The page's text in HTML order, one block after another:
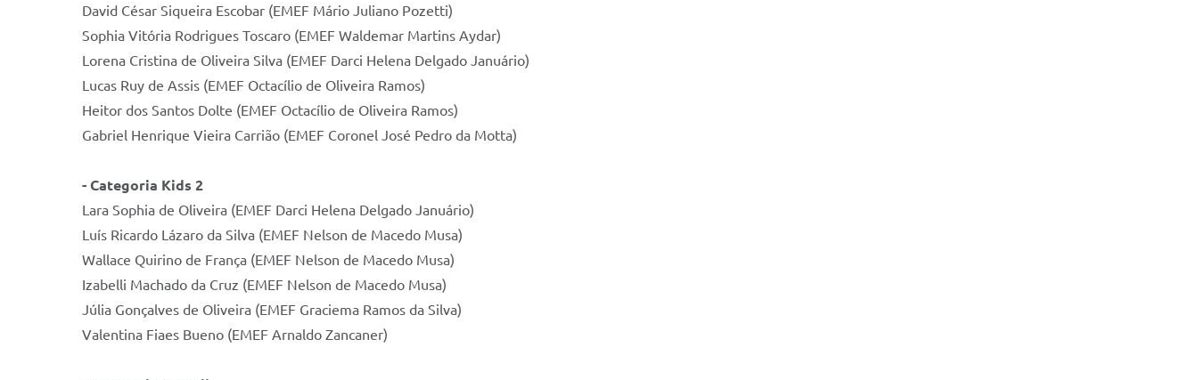
David César Siqueira Escobar (EMEF Mário Juliano Pozetti)
Sophia Vitória Rodrigues Toscaro (EMEF Waldemar Martins Aydar)
Lorena Cristina de Oliveira Silva (EMEF Darci Helena Delgado Januário)
Lucas Ruy de Assis (EMEF Octacílio de Oliveira Ramos)
Heitor dos Santos Dolte (EMEF Octacílio de Oliveira Ramos)
Gabriel Henrique Vieira Carrião (EMEF Coronel José Pedro da Motta)
- Categoria Kids 2
Lara Sophia de Oliveira (EMEF Darci Helena Delgado Januário)
Luís Ricardo Lázaro da Silva (EMEF Nelson de Macedo Musa)
Wallace Quirino de França (EMEF Nelson de Macedo Musa)
Izabelli Machado da Cruz (EMEF Nelson de Macedo Musa)
Júlia Gonçalves de Oliveira (EMEF Graciema Ramos da Silva)
Valentina Fiaes Bueno (EMEF Arnaldo Zancaner)